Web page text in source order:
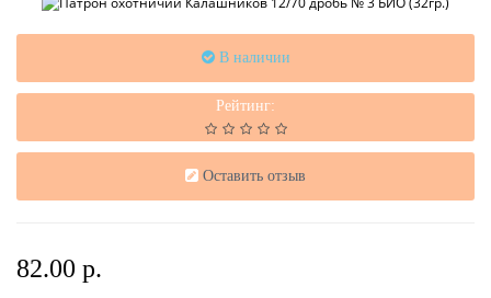
В наличии
Рейтинг:
Оставить отзыв
82.00 р.